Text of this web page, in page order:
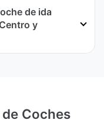
de ida
y
Coches